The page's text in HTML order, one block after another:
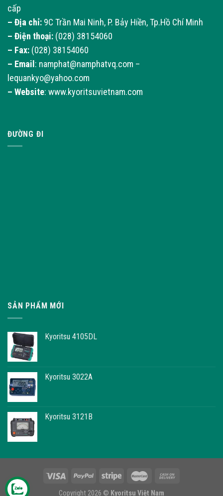
cấp
– Địa chỉ: 9C Trần Mai Ninh, P. Bảy Hiền, Tp.Hồ Chí Minh
– Điện thoại: (028) 38154060
– Fax: (028) 38154060
– Email: namphat@namphatvq.com –
lequankyo@yahoo.com
– Website: www.kyoritsuvietnam.com
ĐƯỜNG ĐI
SẢN PHẨM MỚI
Kyoritsu 4105DL
Kyoritsu 3022A
Kyoritsu 3121B
Copyright 2026 © Kyoritsu Việt Nam